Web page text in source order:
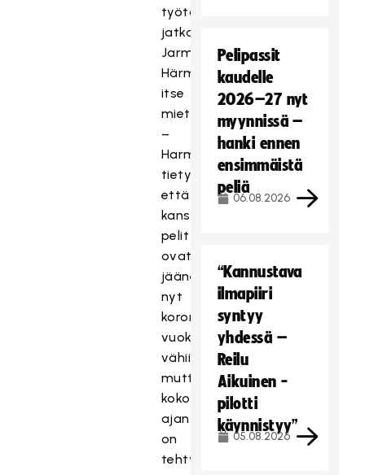
työtä
jatkamaan,
Jarmo
Härmä
itse
miettii.
–
Harmi
tietysti,
että
kansainväliset
pelit
ovat
jääneet
nyt
koronan
vuoksi
vähiin
mutta
koko
ajan
on
tehty
Pelipassit
kaudelle
2026–27 nyt
myynnissä –
hanki ennen
ensimmäistä
peliä
06.08.2026
“Kannustava
ilmapiiri
syntyy
yhdessä –
Reilu
Aikuinen -
pilotti
käynnistyy”
05.08.2026